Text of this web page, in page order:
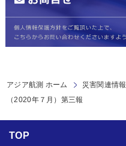
アジア航測 ホーム 災害関連情報
（2020年７月）第三報
TOP